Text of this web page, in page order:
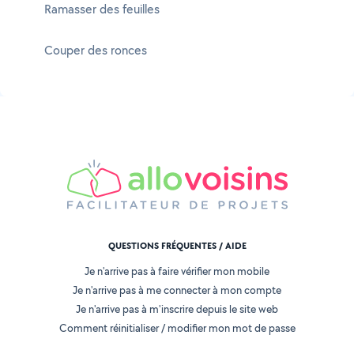
Ramasser des feuilles
Couper des ronces
QUESTIONS FRÉQUENTES / AIDE
Je n'arrive pas à faire vérifier mon mobile
Je n'arrive pas à me connecter à mon compte
Je n'arrive pas à m'inscrire depuis le site web
Comment réinitialiser / modifier mon mot de passe